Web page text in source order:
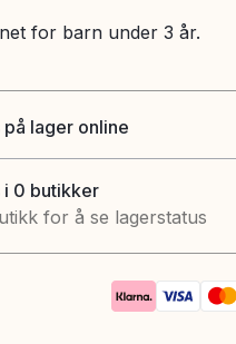
for barn under 3 år.
på lager online
i 0 butikker
for å se lagerstatus